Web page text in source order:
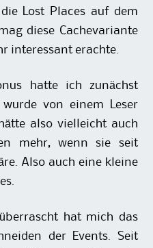
Lost Places auf dem
diese Cachevariante
interessant erachte.
hatte ich zunächst
von einem Leser
also vielleicht auch
mehr, wenn sie seit
Also auch eine kleine
hat mich das
der Events. Seit